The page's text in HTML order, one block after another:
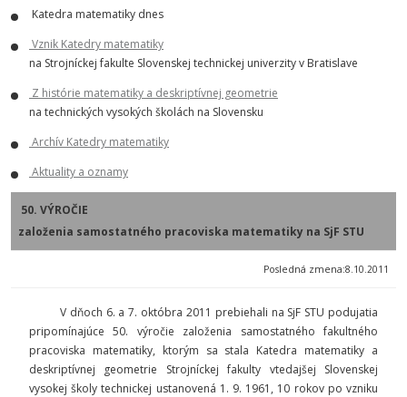
Katedra matematiky dnes
Vznik Katedry matematiky
na Strojníckej fakulte Slovenskej technickej univerzity v Bratislave
Z histórie matematiky a deskriptívnej geometrie
na technických vysokých školách na Slovensku
Archív Katedry matematiky
Aktuality a oznamy
50. VÝROČIE
založenia samostatného pracoviska matematiky na SjF STU
Posledná zmena:8.10.2011
V dňoch 6. a 7. októbra 2011 prebiehali na SjF STU podujatia
pripomínajúce 50. výročie založenia samostatného fakultného
pracoviska matematiky, ktorým sa stala Katedra matematiky a
deskriptívnej geometrie Strojníckej fakulty vtedajšej Slovenskej
vysokej školy technickej ustanovená 1. 9. 1961, 10 rokov po vzniku